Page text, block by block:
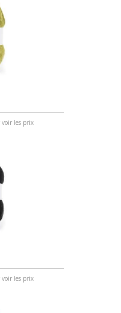
voir les prix
voir les prix